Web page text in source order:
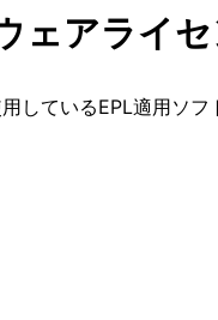
ェアライ
しているEPL適用ソ